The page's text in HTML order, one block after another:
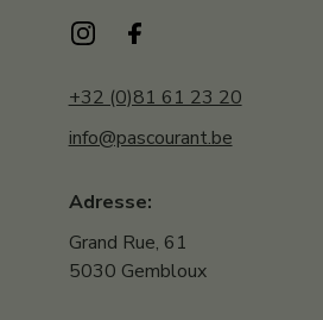
+32 (0)81 61 23 20
info@pascourant.be
Adresse:
Grand Rue, 61
5030 Gembloux